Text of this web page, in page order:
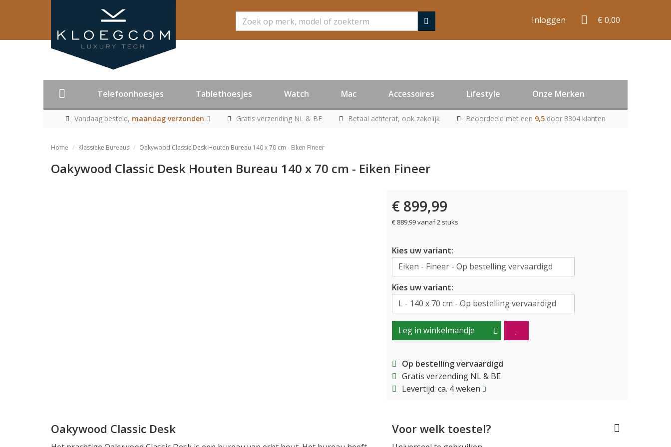
Zoeken Inloggen € 0,00
Telefoonhoesjes Tablethoesjes Watch Mac Accessoires Lifestyle Onze Merken
Vandaag besteld, maandag verzonden Gratis verzending NL & BE Betaal achteraf, ook zakelijk Beoordeeld met een 9,5 door 8304 klanten
Home Klassieke Bureaus Oakywood Classic Desk Houten Bureau 140 x 70 cm - Eiken Fineer
Oakywood Classic Desk Houten Bureau 140 x 70 cm - Eiken Fineer
€ 899,99
€ 889,99 vanaf 2 stuks
Kies uw variant:
Kies uw variant:
Leg in winkelmandje
Op bestelling vervaardigd
Gratis verzending NL & BE
Levertijd: ca. 4 weken
Oakywood Classic Desk Voor welk toestel?